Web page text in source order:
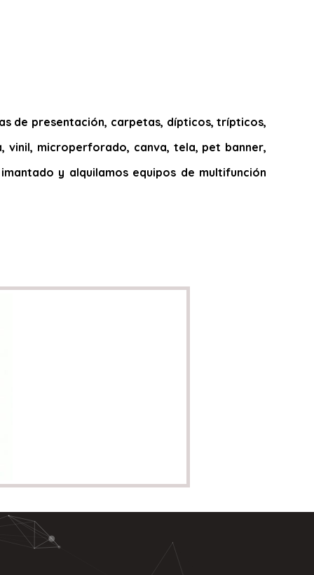
de presentación, carpetas, dípticos, trípticos,
vinil, microperforado, canva, tela, pet banner,
y alquilamos equipos de multifunción